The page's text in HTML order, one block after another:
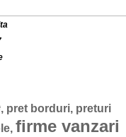
, pret borduri, preturi
firme vanzari